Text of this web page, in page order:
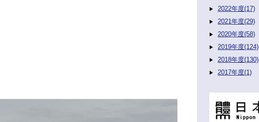
2022年度(17)
2021年度(29)
2020年度(58)
2019年度(124)
2018年度(130)
2017年度(1)